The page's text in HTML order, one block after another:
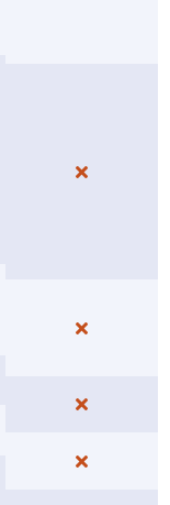



